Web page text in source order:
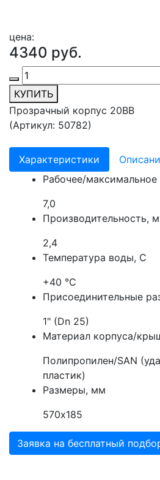
цена:
4340 руб.
КУПИТЬ
Прозрачный корпус 20ВВ
(Артикул: 50782)
Характеристики
Рабочее/максимальное
7,0
Производительность,
2,4
Температура воды, С
+40 °C
Присоединительные
1" (Dn 25)
Материал корпуса/
Полипропилен/SAN
пластик)
Размеры, мм
570х185
Заявка на бесплатный